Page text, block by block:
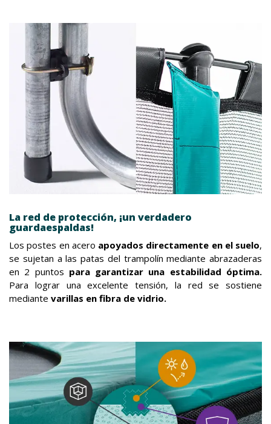
La red de protección, ¡un verdadero
guardaespaldas!
Los postes en acero apoyados directamente en el suelo,
se sujetan a las patas del trampolín mediante abrazaderas
en 2 puntos para garantizar una estabilidad óptima.
Para lograr una excelente tensión, la red se sostiene
mediante varillas en fibra de vidrio.